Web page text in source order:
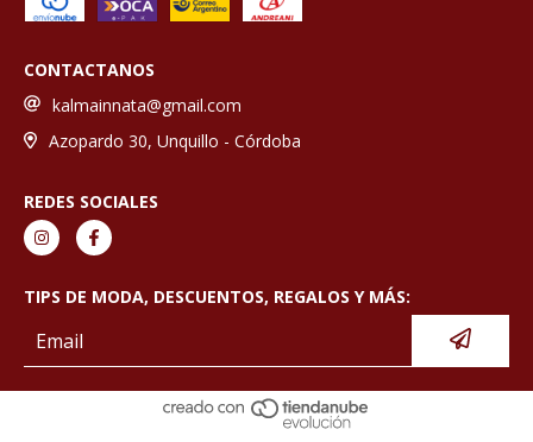
CONTACTANOS
kalmainnata@gmail.com
Azopardo 30, Unquillo - Córdoba
REDES SOCIALES
TIPS DE MODA, DESCUENTOS, REGALOS Y MÁS: